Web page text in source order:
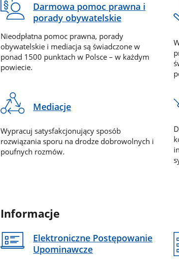
Darmowa pomoc prawna i
porady obywatelskie
Nieodpłatna pomoc prawna, porady
obywatelskie i mediacja są świadczone w
ponad 1500 punktach w Polsce – w każdym
powiecie.
Mediacje
Wypracuj satysfakcjonujący sposób
rozwiązania sporu na drodze dobrowolnych i
poufnych rozmów.
Informacje
Elektroniczne Postępowanie
Upominawcze